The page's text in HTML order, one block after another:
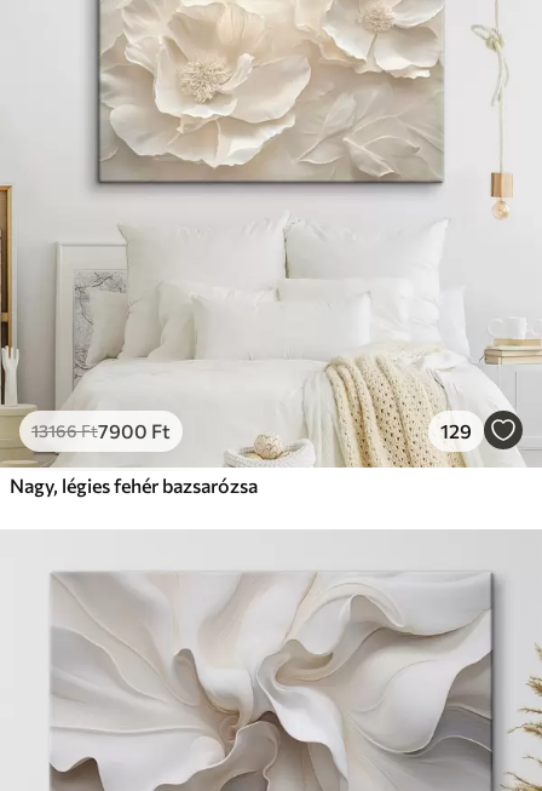
13166Ft7900 Ft 129
Nagy, légies fehér bazsarózsa